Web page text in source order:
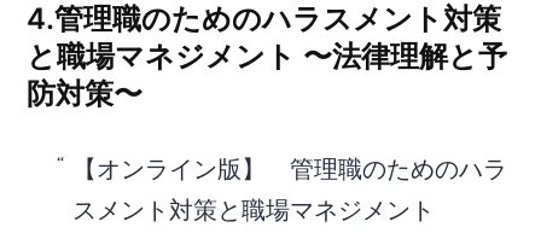
4.管理職のためのハラスメント対策
と職場マネジメント 〜法律理解と予
防対策〜
【オンライン版】 管理職のためのハラ
スメント対策と職場マネジメント